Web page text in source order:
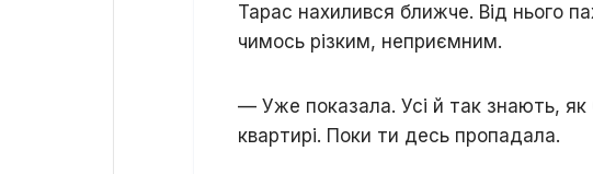
Тарас нахилився ближче. Від нього
чимось різким, неприємним.
— Уже показала. Усі й так знають,
квартирі. Поки ти десь пропадала.